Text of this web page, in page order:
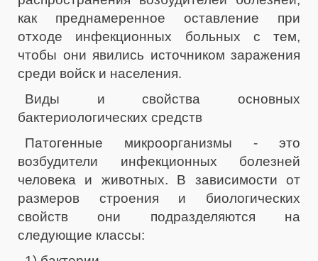
как преднамеренное оставление при
отходе инфекционных больных с тем,
чтобы они явились источником заражения
среди войск и населения.
Виды и свойства основных
бактериологических средств
Патогенные микроорганизмы - это
возбудители инфекционных болезней
человека и животных. В зависимости от
размеров строения и биологических
свойств они подразделяются на
следующие классы: